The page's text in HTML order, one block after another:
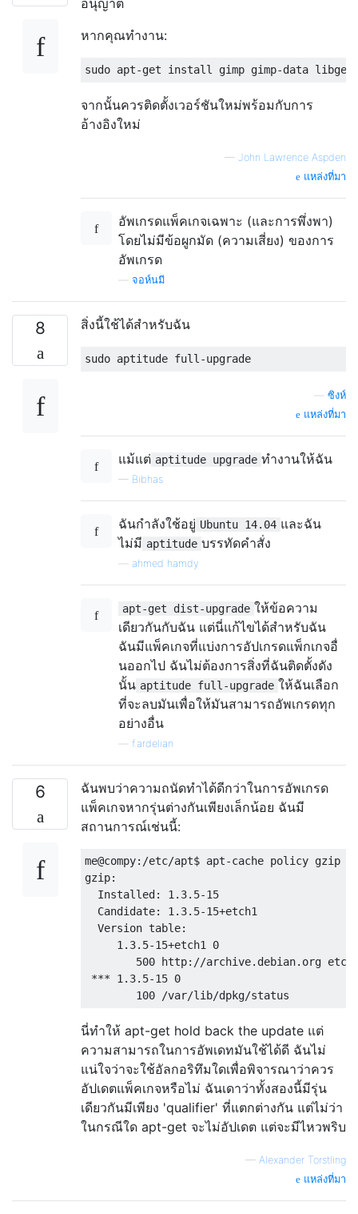
หากคุณทำงาน:
จากนั้นควรติดตั้งเวอร์ชันใหม่พร้อมกับการ
อ้างอิงใหม่
— John Lawrence Aspden
แหล่งที่มา
อัพเกรดแพ็คเกจเฉพาะ (และการพึ่งพา)
โดยไม่มีข้อผูกมัด (ความเสี่ยง) ของการ
อัพเกรด
จอห์นมี
8 สิ่งนี้ใช้ได้สำหรับฉัน
ซิงห์
แหล่งที่มา
แม้แต่ aptitude upgrade ทำงานให้ฉัน
— Bibhas
ฉันกำลังใช้อยู่ Ubuntu 14.04 และฉัน
ไม่มี aptitude บรรทัดคำสั่ง
ahmed hamdy
apt-get dist-upgrade ให้ข้อความ
เดียวกันกับฉัน แต่นี่แก้ไขได้สำหรับฉัน
ฉันมีแพ็คเกจที่แบ่งการอัปเกรดแพ็กเกจอื่
นออกไป ฉันไม่ต้องการสิ่งที่ฉันติดตั้งดัง
นั้น aptitude full-upgrade ให้ฉันเลือก
ที่จะลบมันเพื่อให้มันสามารถอัพเกรดทุก
อย่างอื่น
f.ardelian
6
ฉันพบว่าความถนัดทำได้ดีกว่าในการอัพเกรด
แพ็คเกจหากรุ่นต่างกันเพียงเล็กน้อย ฉันมี
สถานการณ์เช่นนี้:
me@compy:/etc/apt$ apt-cache policy gzip
gzip:
  Installed: 1.3.5-15
  Candidate: 1.3.5-15+etch1
  Version table:
     1.3.5-15+etch1 0
500 http://archive.debian.org
*** 1.3.5-15 0
นี่ทำให้ apt-get hold back the update แต่
ความสามารถในการอัพเดทมันใช้ได้ดี ฉันไม่
แน่ใจว่าจะใช้อัลกอริทึมใดเพื่อพิจารณาว่าควร
อัปเดตแพ็คเกจหรือไม่ ฉันเดาว่าทั้งสองนี้มีรุ่น
เดียวกันมีเพียง 'qualifier' ที่แตกต่างกัน แต่ไม่ว่า
ในกรณีใด apt-get จะไม่อัปเดต แต่จะมีไหวพริบ
— Alexander Torstling
แหล่งที่มา